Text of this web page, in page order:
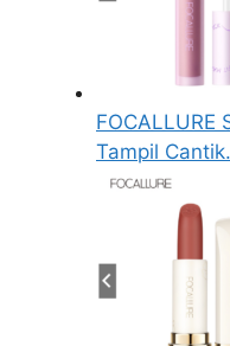
Tampil